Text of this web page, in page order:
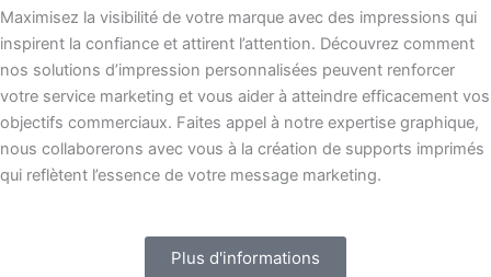
Maximisez la visibilité de votre marque avec des impressions qui
inspirent la confiance et attirent l’attention. Découvrez comment
nos solutions d’impression personnalisées peuvent renforcer
votre service marketing et vous aider à atteindre efficacement vos
objectifs commerciaux. Faites appel à notre expertise graphique,
nous collaborerons avec vous à la création de supports imprimés
qui reflètent l’essence de votre message marketing.
Plus d'informations